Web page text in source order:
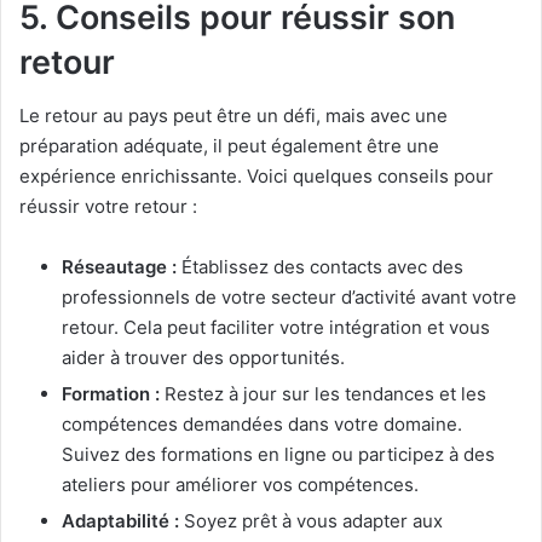
5. Conseils pour réussir son
retour
Le retour au pays peut être un défi, mais avec une
préparation adéquate, il peut également être une
expérience enrichissante. Voici quelques conseils pour
réussir votre retour :
Réseautage : Établissez des contacts avec des
professionnels de votre secteur d’activité avant votre
retour. Cela peut faciliter votre intégration et vous
aider à trouver des opportunités.
Formation : Restez à jour sur les tendances et les
compétences demandées dans votre domaine.
Suivez des formations en ligne ou participez à des
ateliers pour améliorer vos compétences.
Adaptabilité : Soyez prêt à vous adapter aux